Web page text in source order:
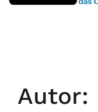
Autor: